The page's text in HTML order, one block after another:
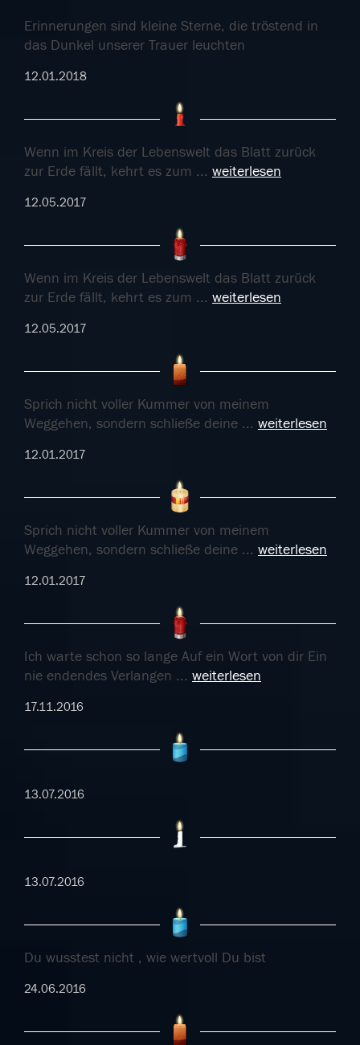
Erinnerungen sind kleine Sterne, die tröstend in
das Dunkel unserer Trauer leuchten
12.01.2018
Wenn im Kreis der Lebenswelt das Blatt zurück
zur Erde fällt, kehrt es zum ... weiterlesen
12.05.2017
Wenn im Kreis der Lebenswelt das Blatt zurück
zur Erde fällt, kehrt es zum ... weiterlesen
12.05.2017
Sprich nicht voller Kummer von meinem
Weggehen, sondern schließe deine ... weiterlesen
12.01.2017
Sprich nicht voller Kummer von meinem
Weggehen, sondern schließe deine ... weiterlesen
12.01.2017
Ich warte schon so lange Auf ein Wort von dir Ein
nie endendes Verlangen ... weiterlesen
17.11.2016
13.07.2016
13.07.2016
Du wusstest nicht , wie wertvoll Du bist
24.06.2016